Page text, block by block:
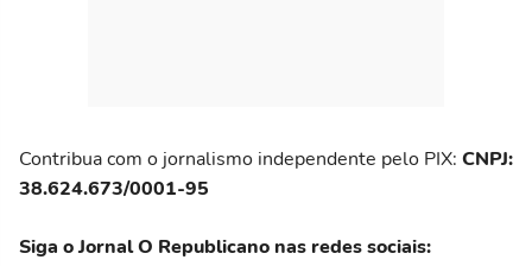
Contribua com o jornalismo independente pelo PIX: CNPJ:
38.624.673/0001-95
Siga o Jornal O Republicano nas redes sociais: